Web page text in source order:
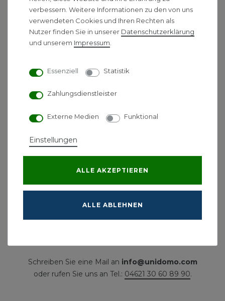
ComfortLine Gas-
Brennwerttherme
1.949,00 € *
1 2
Schreiben Sie eine Mail an info@unidomo.com
oder rufen Sie uns an Tel.: 04621 30 60 89 90.
verbessern. Weitere Informationen zu den von uns
verwendeten Cookies und Ihren Rechten als
Nutzer finden Sie in unserer Daten­schutz­erklärung
und unserem Impressum
Essenziell Statistik
Zahlungsdienstleister
Externe Medien Funktional
Einstellungen
ALLE AKZEPTIEREN
ALLE ABLEHNEN